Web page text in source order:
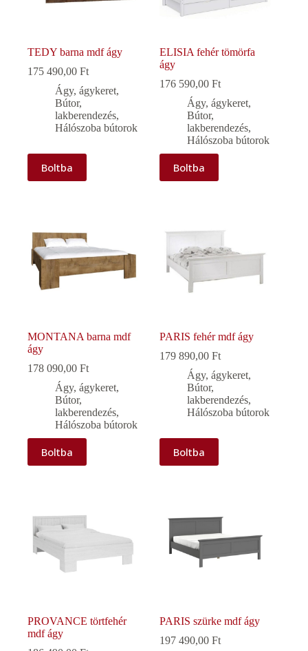
TEDY barna mdf ágy
175 490,00 Ft
Ágy, ágykeret,
Bútor,
lakberendezés,
Hálószoba bútorok
Boltba
ELISIA fehér tömörfa
ágy
176 590,00Ft
Ágy, ágykeret,
Bútor,
lakberendezés,
Hálószoba bútorok
Boltba
MONTANA barna mdf
ágy
178 090,00 Ft
Ágy, ágykeret,
Bútor,
lakberendezés,
Hálószoba bútorok
Boltba
PARIS fehér mdf ágy
179 890,00Ft
Ágy, ágykeret,
Bútor,
lakberendezés,
Hálószoba bútorok
Boltba
PROVANCE törtfehér
mdf ágy
PARIS szürke mdf ágy
197 490,00Ft